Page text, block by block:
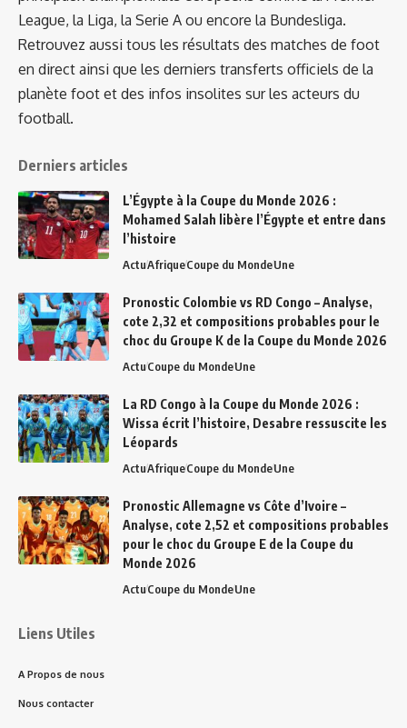
League, la Liga, la Serie A ou encore la Bundesliga.
Retrouvez aussi tous les résultats des matches de foot
en direct ainsi que les derniers transferts officiels de la
planète foot et des infos insolites sur les acteurs du
football.
Derniers articles
L’Égypte à la Coupe du Monde 2026 :
Mohamed Salah libère l’Égypte et entre dans
l’histoire
ActuAfriqueCoupe du MondeUne
Pronostic Colombie vs RD Congo – Analyse,
cote 2,32 et compositions probables pour le
choc du Groupe K de la Coupe du Monde 2026
ActuCoupe du MondeUne
La RD Congo à la Coupe du Monde 2026 :
Wissa écrit l’histoire, Desabre ressuscite les
Léopards
ActuAfriqueCoupe du MondeUne
Pronostic Allemagne vs Côte d’Ivoire –
Analyse, cote 2,52 et compositions probables
pour le choc du Groupe E de la Coupe du
Monde 2026
ActuCoupe du MondeUne
Liens Utiles
A Propos de nous
Nous contacter